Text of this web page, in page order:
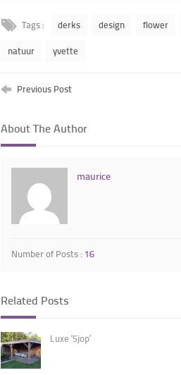
Tags : derks design flower
natuur yvette
Previous Post
About The Author
maurice
Number of Posts : 16
Related Posts
Luxe ‘Sjop’